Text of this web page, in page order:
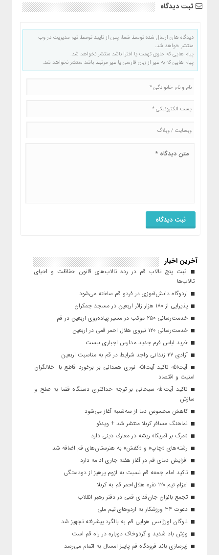
ثبت دیدگاه
دیدگاه های ارسال شده توسط شما، پس از تایید توسط تیم مدیریت در وب
منتشر خواهد شد.
پیام هایی که حاوی تهمت یا افترا باشد منتشر نخواهد شد.
پیام هایی که به غیر از زبان فارسی یا غیر مرتبط باشد منتشر نخواهد شد.
آخرین اخبار
ثبت پنج تالاب قم در رده تالاب‌های قانون حفاظت و احیای
تالاب‌ها
اردوگاه دانش‌آموزی در فردو قم ساخته می‌شود
پذیرایی از ۱۸۰ هزار زائر اربعین در مسجد جمکران
خدمت‌رسانی ۲۵۰ موکب در مسیر پیاده‌روی اربعین در قم
خدمت‌رسانی ۱۲۰ نیروی هلال احمر قمی در اربعین
خرید لباس فرم جدید مدارس اجباری نیست
آزادی ۲۷ زندانی واجد شرایط در قم به مناسبت اربعین
آیت‌الله تاکید آیت‌الله نوری همدانی بر برخورد قاطع با اخلالگران
امنیت و اقتصاد
تاکید آیت‌الله‌ سبحانی بر توجه حداکثری دستگاه قضا به صلح و
سازش
کاهش محسوس دما از سه‌شنبه آغاز می‌شود
نماهنگ مسافر کربلا منتشر شد + ویدئو
«مرگ بر آمریکا» ریشه در معارف دینی دارد
رشته‌های «چاپ» و «کفش» به هنرستان‌های قم اضافه شد
افزایش دمای قم در آغاز هفته جاری ادامه دارد
تاکید امام جمعه قم نسبت به لزوم پرهیز از دودستگی
اعزام تیم ۱۲۰ نفره هلال‌احمر قم به کربلا
تجمع بانوان جان‌فدای قمی در دفتر رهبر انقلاب
دعوت ۳۴ ورزشکار به اردوهای تیم ملی
ناوگان اورژانس هوایی قم به بالگرد پیشرفته تجهیز شد
وزش باد شدید و گردوخاک دوباره در راه قم است
زیرسازی باند فرودگاه قم پاییز امسال به اتمام می‌رسد